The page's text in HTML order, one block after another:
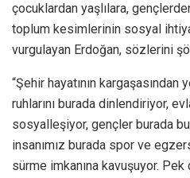
çocuklardan yaşlılara,
toplum kesimlerinin sosyal
vurgulayan Erdoğan, sözlerini
“Şehir hayatının kargaşasından
ruhlarını burada dinlendiriyor,
sosyalleşiyor, gençler burada
insanımız burada spor ve
sürme imkanına kavuşuyor.